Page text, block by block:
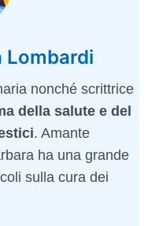
Lombardi
nonché scrittrice
della salute e del
. Amante
ha una grande
sulla cura dei